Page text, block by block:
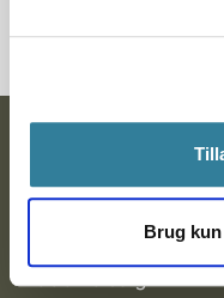
Brug
Postadresse:
9000 Aalborg